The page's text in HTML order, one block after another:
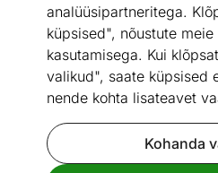
analüüsipartneritega.
küpsised", nõustute meie
kasutamisega. Kui
valikud", saate küpsised
nende kohta lisateavet
Kohanda